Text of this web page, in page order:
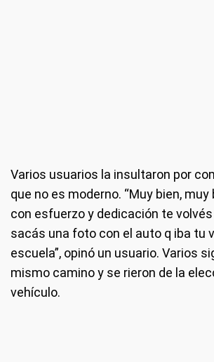
Varios usuarios la insultaron por
que no es moderno. “Muy bien, muy
con esfuerzo y dedicación te
sacás una foto con el auto q iba tu
escuela”, opinó un usuario. Varios
mismo camino y se rieron de la
vehículo.